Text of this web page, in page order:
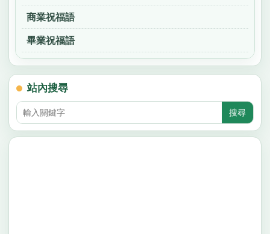
商業祝福語
畢業祝福語
站內搜尋